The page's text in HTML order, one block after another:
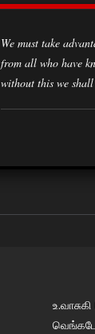
We must take advantage of every opportunity to acquire knowledge, to learn from the experiences of all classes of society,
from all who have
without this we